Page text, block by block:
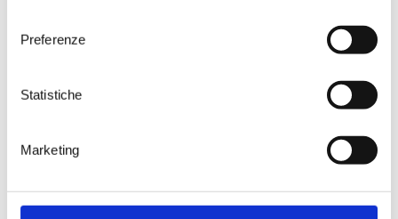
Preferenze
Statistiche
Marketing